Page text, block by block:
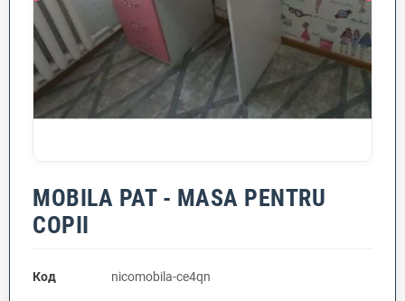
MOBILA PAT - MASA PENTRU
COPII
Код nicomobila-ce4qn